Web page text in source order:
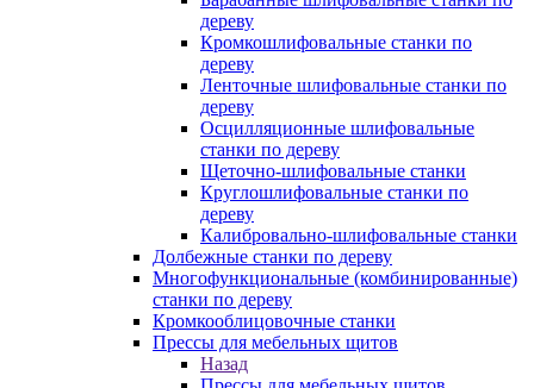
дереву
Кромкошлифовальные станки по
дереву
Ленточные шлифовальные станки по
дереву
Осцилляционные шлифовальные
станки по дереву
Щеточно-шлифовальные станки
Круглошлифовальные станки по
дереву
Калибровально-шлифовальные станки
Долбежные станки по дереву
Многофункциональные (комбинированные)
станки по дереву
Кромкооблицовочные станки
Прессы для мебельных щитов
Назад